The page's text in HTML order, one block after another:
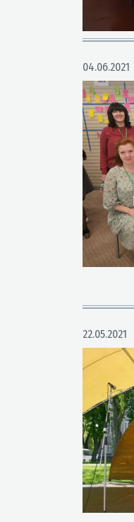
04.06.2021
22.05.2021